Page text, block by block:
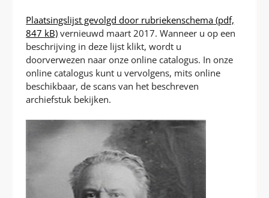
Plaatsingslijst gevolgd door rubriekenschema (pdf,
847 kB) vernieuwd maart 2017. Wanneer u op een
beschrijving in deze lijst klikt, wordt u
doorverwezen naar onze online catalogus. In onze
online catalogus kunt u vervolgens, mits online
beschikbaar, de scans van het beschreven
archiefstuk bekijken.